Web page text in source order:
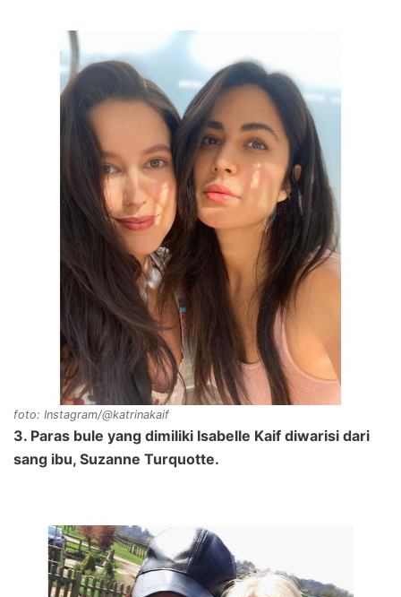
foto: Instagram/@katrinakaif
3. Paras bule yang dimiliki Isabelle Kaif diwarisi dari
sang ibu, Suzanne Turquotte.